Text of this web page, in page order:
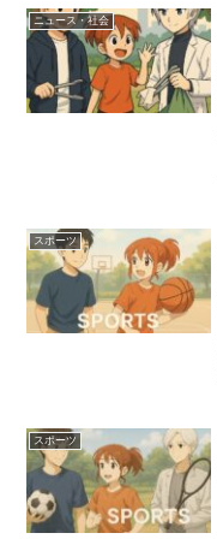
ニュース・社会
スポーツ
スポーツ